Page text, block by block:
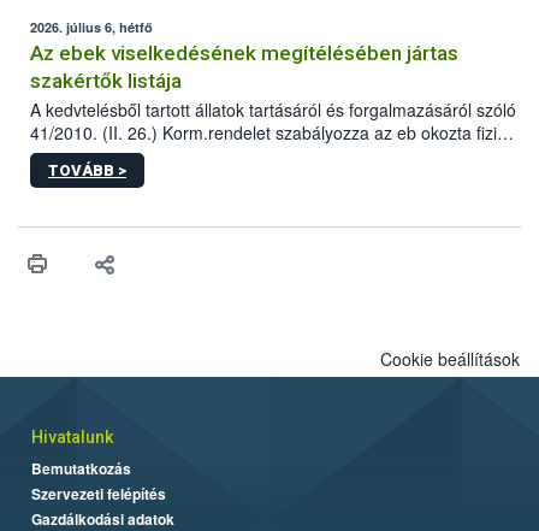
2026. július 6, hétfő
Az ebek viselkedésének megítélésében jártas
szakértők listája
A kedvtelésből tartott állatok tartásáról és forgalmazásáról szóló
41/2010. (II. 26.) Korm.rendelet szabályozza az eb okozta fizikai
sérülés, illetve ennek veszélye keletkezésekor felmerülő
hatósági feladatokat, valamint a veszélyes eb tartását és annak
vonni az ebek viselkedésének megítélésében jártas szakértőt.
TOVÁBB >
Cookie beállítások
Hivatalunk
Bemutatkozás
Szervezeti felépítés
Gazdálkodási adatok